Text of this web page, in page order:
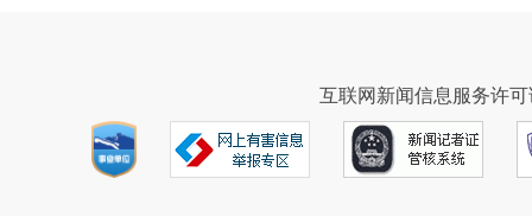
互联网新闻信息服务许可